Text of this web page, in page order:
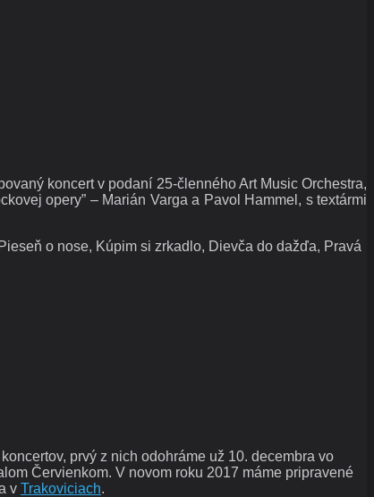
koncert v podaní 25-členného Art Music Orchestra,
opery” – Marián Varga a Pavol Hammel, s textármi
o nose, Kúpim si zrkadlo, Dievča do dažďa, Pravá
prvý z nich odohráme už 10. decembra vo
Červienkom. V novom roku 2017 máme pripravené
v Trakoviciach.